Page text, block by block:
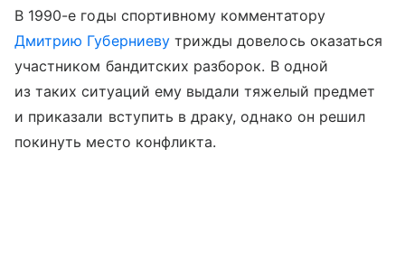
В 1990-е годы спортивному комментатору
Дмитрию Губерниевутрижды довелось оказаться
участником бандитских разборок. В одной
из таких ситуаций ему выдали тяжелый предмет
и приказали вступить в драку, однако он решил
покинуть место конфликта.